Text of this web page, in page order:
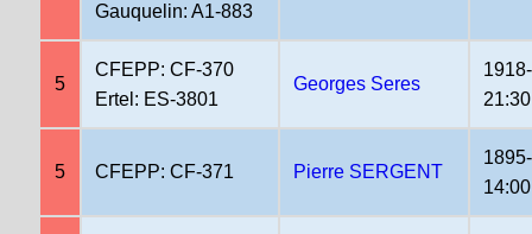
Gauquelin: A1-883
5
CFEPP: CF-370
Ertel: ES-3801
Georges Seres
21:30
5 CFEPP: CF-371 Pierre SERGENT
14:00